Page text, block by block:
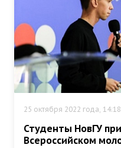
25 октября 2022 года, 14:18
Студенты НовГУ
Всероссийском